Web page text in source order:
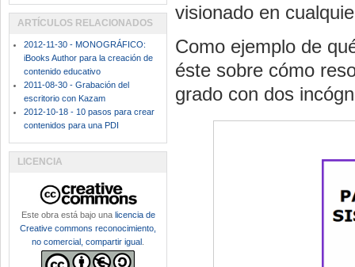
visionado en
Como ejemplo de
éste sobre cómo
grado con dos
ARTÍCULOS RELACIONADOS
2012-11-30 - MONOGRÁFICO:
iBooks Author para la creación de
contenido educativo
2011-08-30 - Grabación del
escritorio con Kazam
2012-10-18 - 10 pasos para crear
contenidos para una PDI
LICENCIA
Este obra está bajo una licencia de
Creative commons reconocimiento,
no comercial, compartir igual